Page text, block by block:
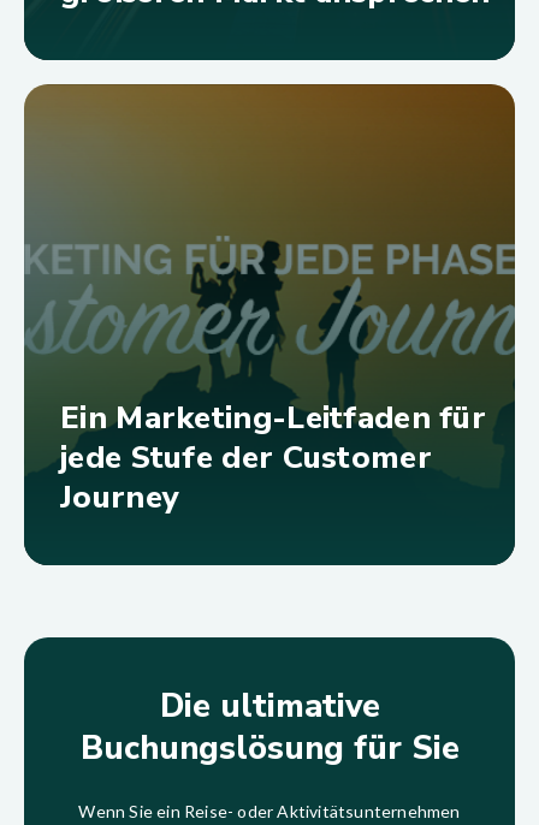
Ein Marketing-Leitfaden für
jede Stufe der Customer
Journey
Die ultimative
Buchungslösung für Sie
Wenn Sie ein Reise- oder Aktivitätsunternehmen